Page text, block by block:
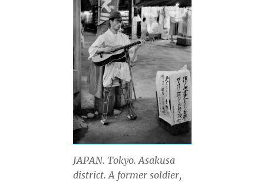
JAPAN. Tokyo. Asakusa
district. A former soldier,